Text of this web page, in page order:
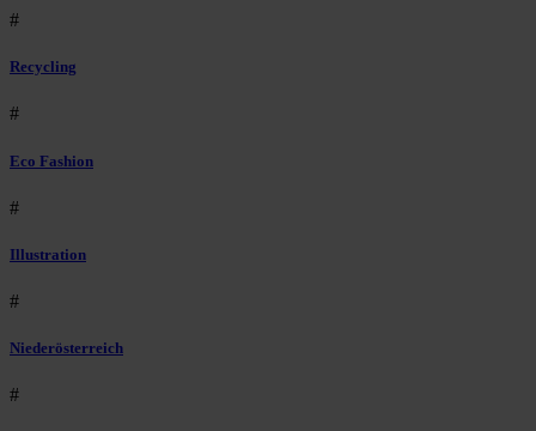
#
Recycling
#
Eco Fashion
#
Illustration
#
Niederösterreich
#